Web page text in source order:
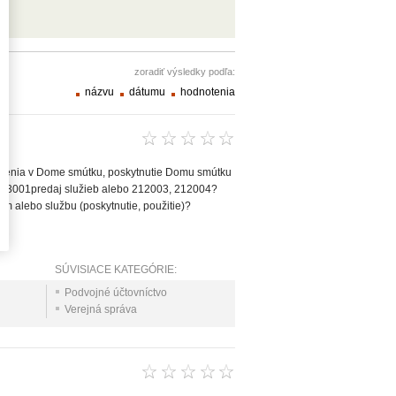
zoradiť výsledky podľa:
názvu dátumu hodnotenia
v Dome smútku, poskytnutie Domu smútku
služieb alebo 212003, 212004?
alebo službu (poskytnutie, použitie)?
SÚVISIACE KATEGÓRIE:
Podvojné účtovníctvo
Verejná správa